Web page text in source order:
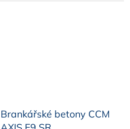
Brankářské betony CCM